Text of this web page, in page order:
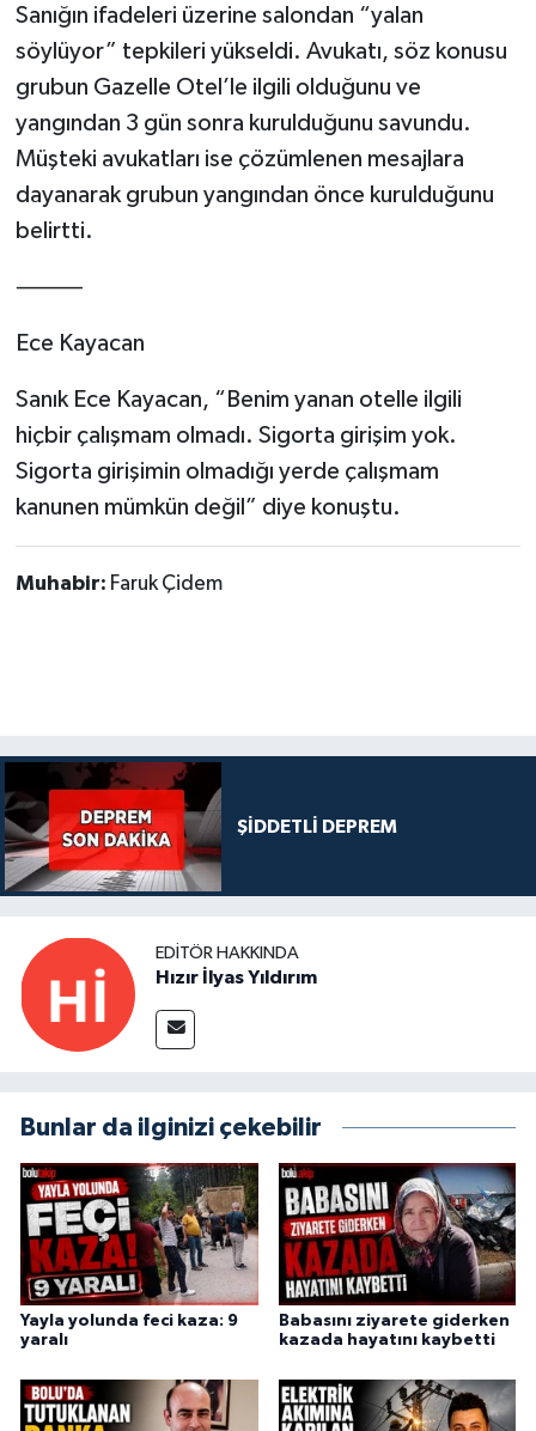
Sanığın ifadeleri üzerine salondan “yalan
söylüyor” tepkileri yükseldi. Avukatı, söz konusu
grubun Gazelle Otel’le ilgili olduğunu ve
yangından 3 gün sonra kurulduğunu savundu.
Müşteki avukatları ise çözümlenen mesajlara
dayanarak grubun yangından önce kurulduğunu
belirtti.
⸻
Ece Kayacan
Sanık Ece Kayacan, “Benim yanan otelle ilgili
hiçbir çalışmam olmadı. Sigorta girişim yok.
Sigorta girişimin olmadığı yerde çalışmam
kanunen mümkün değil” diye konuştu.
Muhabir: Faruk Çidem
ŞİDDETLİ DEPREM
EDITÖR HAKKINDA
Hızır İlyas Yıldırım
Bunlar da ilginizi çekebilir
Yayla yolunda feci kaza: 9
yaralı
Babasını ziyarete giderken
kazada hayatını kaybetti